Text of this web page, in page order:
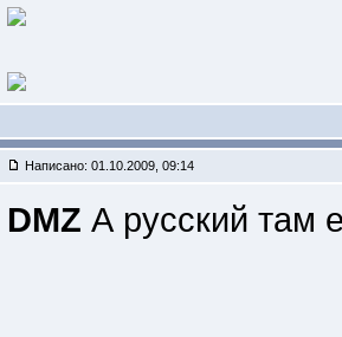
Написано: 01.10.2009, 09:14
DMZ А русский там